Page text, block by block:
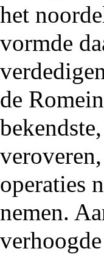
het
vormde
de
operaties
nemen.